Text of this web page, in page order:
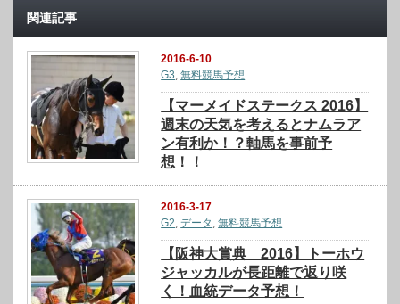
関連記事
2016-6-10
G3 ,無料競馬予想
【マーメイドステークス 2016】
週末の天気を考えるとナムラア
ン有利か！？軸馬を事前予
想！！
2016-3-17
G2 ,データ ,無料競馬予想
【阪神大賞典 2016】トーホウ
ジャッカルが長距離で返り咲
く！血統データ予想！